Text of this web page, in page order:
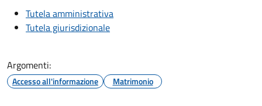
Tutela amministrativa
Tutela giurisdizionale
Argomenti:
Accesso all'informazione Matrimonio